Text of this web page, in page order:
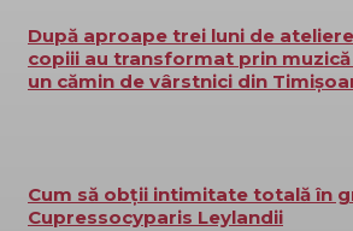
După aproape trei luni de
copiii au transformat prin
un cămin de vârstnici din
Cum să obții intimitate totală în
Cupressocyparis Leylandii